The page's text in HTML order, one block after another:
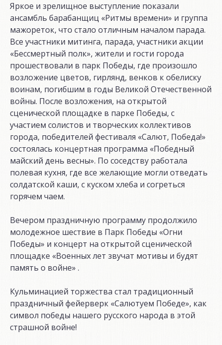
Яркое и зрелищное выступление показали
ансамбль барабанщиц «Ритмы времени» и группа
мажореток, что стало отличным началом парада.
Все участники митинга, парада, участники акции
«Бессмертный полк», жители и гости города
прошествовали в парк Победы, где произошло
возложение цветов, гирлянд, венков к обелиску
воинам, погибшим в годы Великой Отечественной
войны. После возложения, на открытой
сценической площадке в парке Победы, с
участием солистов и творческих коллективов
города, победителей фестиваля «Салют, Победа!»
состоялась концертная программа «Победный
майский день весны». По соседству работала
полевая кухня, где все желающие могли отведать
солдатской каши, с куском хлеба и согреться
горячем чаем.
Вечером праздничную программу продолжило
молодежное шествие в Парк Победы «Огни
Победы» и концерт на открытой сценической
площадке «Военных лет звучат мотивы и будят
память о войне» .
Кульминацией торжества стал традиционный
праздничный фейерверк «Салютуем Победе», как
символ победы нашего русского народа в этой
страшной войне!